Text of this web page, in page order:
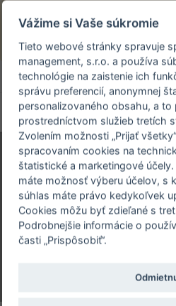
Prezeráte si stránku
Toggle
navigation
32. CELOŠTÁTNA
KONFERENCIA
SPOLOČNOSTI
DORASTOVÉHO
22. - 23. 9. 2017 |
Vážime si Vaše súkromie
Tieto webové stránky spravuje
management, s.r.o. a používa
technológie na zaistenie ich
správu preferencií, anonymnej
personalizovaného obsahu, a to
prostredníctvom služieb tretích
Zvolením možnosti „Prijať
spracovaním cookies na
štatistické a marketingové účely.
máte možnosť výberu účelov, s
súhlas máte právo kedykoľvek
Cookies môžu byť zdieľané s
Podrobnejšie informácie o
časti „Prispôsobiť“.